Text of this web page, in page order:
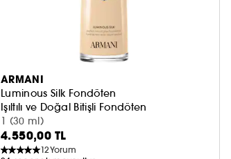
ARMANI
Luminous Silk Fondöten
Işıltılı ve Doğal Bitişli Fondöten
1 (30 ml)
4.550,00 TL
12Yorum